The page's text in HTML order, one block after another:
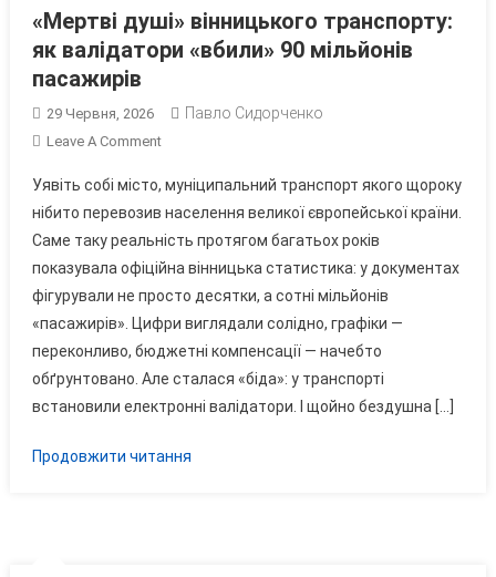
«Мертві душі» вінницького транспорту:
як валідатори «вбили» 90 мільйонів
пасажирів
29 Червня, 2026 Павло Сидорченко
Leave A CommentOn
Душі»
Вінницького
Транспорту:
Як
Валідатори
«вбили»
90
Уявіть собі місто, муніципальний транспорт якого щороку
нібито перевозив населення великої європейської країни.
Саме таку реальність протягом багатьох років
показувала офіційна вінницька статистика: у документах
фігурували не просто десятки, а сотні мільйонів
«пасажирів». Цифри виглядали солідно, графіки —
переконливо, бюджетні компенсації — начебто
обґрунтовано. Але сталася «біда»: у транспорті
встановили електронні валідатори. І щойно бездушна […]
Продовжити читання